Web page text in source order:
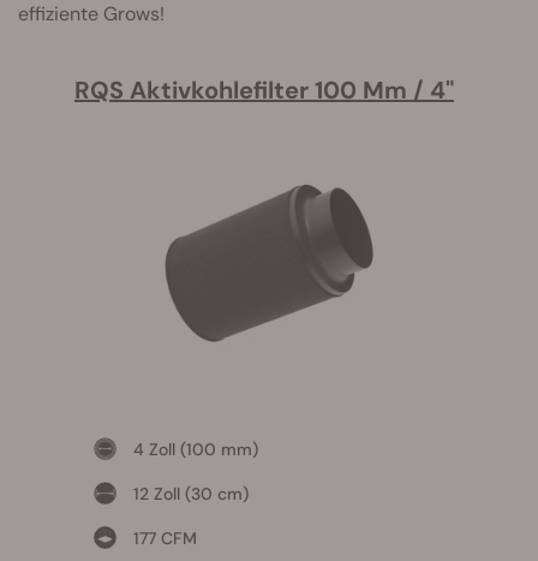
effiziente Grows!
RQS Aktivkohlefilter 100 Mm / 4"
4 Zoll (100 mm)​
12 Zoll (30 cm)
177 CFM